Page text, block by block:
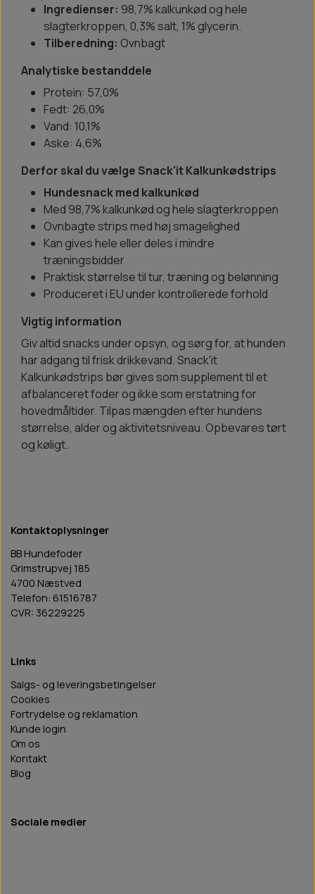
Ingredienser: 98,7% kalkunkød og hele
slagterkroppen, 0,3% salt, 1% glycerin.
Tilberedning: Ovnbagt
Analytiske bestanddele
Protein: 57,0%
Fedt: 26,0%
Vand: 10,1%
Aske: 4,6%
Derfor skal du vælge Snack'it Kalkunkødstrips
Hundesnack med kalkunkød
Med 98,7% kalkunkød og hele slagterkroppen
Ovnbagte strips med høj smagelighed
Kan gives hele eller deles i mindre
træningsbidder
Praktisk størrelse til tur, træning og belønning
Produceret i EU under kontrollerede forhold
Vigtig information
Giv altid snacks under opsyn, og sørg for, at hunden
har adgang til frisk drikkevand. Snack'it
Kalkunkødstrips bør gives som supplement til et
afbalanceret foder og ikke som erstatning for
hovedmåltider. Tilpas mængden efter hundens
størrelse, alder og aktivitetsniveau. Opbevares tørt
og køligt.
Kontaktoplysninger
BB Hundefoder
Grimstrupvej 185
4700 Næstved
Telefon: 61516787
CVR: 36229225
Links
Salgs- og leveringsbetingelser
Cookies
Fortrydelse og reklamation
Kunde login
Om os
Kontakt
Blog
Sociale medier